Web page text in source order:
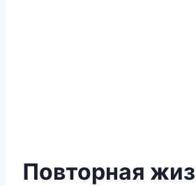
Повторная